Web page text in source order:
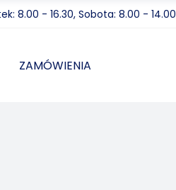
8.00 - 16.30, Sobota: 8.00 - 14.00
ZAMÓWIENIA